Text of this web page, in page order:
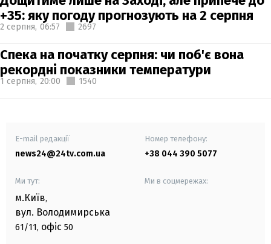
+35: яку погоду прогнозують на 2 серпня
2 серпня, 06:57 2697
Спека на початку серпня: чи поб'є вона
рекордні показники температури
1 серпня, 20:00 1540
E-mail редакції
news24@24tv.com.ua
Номер телефону:
+38 044 390 5077
Ми тут:
м.Київ,
вул. Володимирська
61/11, офіс 50
Ми в соцмережах: